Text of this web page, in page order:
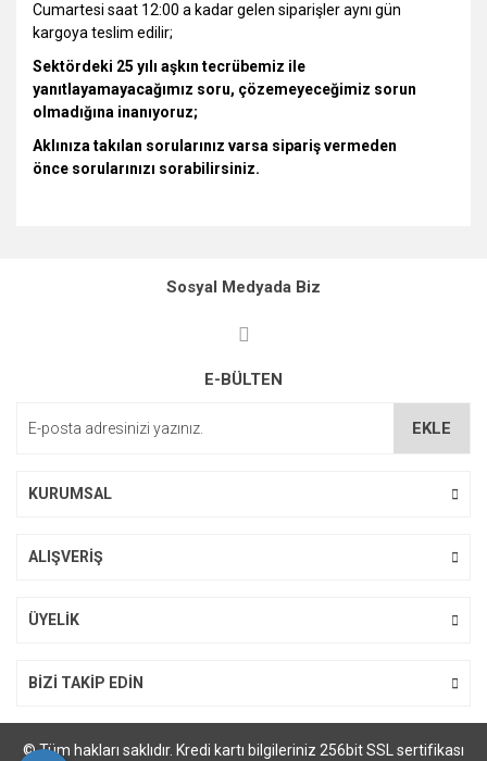
Cumartesi saat 12:00 a kadar gelen siparişler aynı gün
kargoya teslim edilir;
Sektördeki 25 yılı aşkın tecrübemiz ile
yanıtlayamayacağımız soru, çözemeyeceğimiz sorun
olmadığına inanıyoruz;
Aklınıza takılan sorularınız varsa sipariş vermeden
önce sorularınızı sorabilirsiniz.
kullanarak tarafımıza iletebilirsiniz.
Görüş ve önerileriniz için teşekkür ederiz.
Ürün açıklamasında eksik bilgiler bulunuyor.
Ürün bilgilerinde hatalar bulunuyor.
Bu ürüne benzer farklı alternatifler olmalı.
Sosyal Medyada Biz
E-BÜLTEN
EKLE
KURUMSAL
ALIŞVERİŞ
ÜYELİK
BİZİ TAKİP EDİN
© Tüm hakları saklıdır. Kredi kartı bilgileriniz 256bit SSL sertifikası